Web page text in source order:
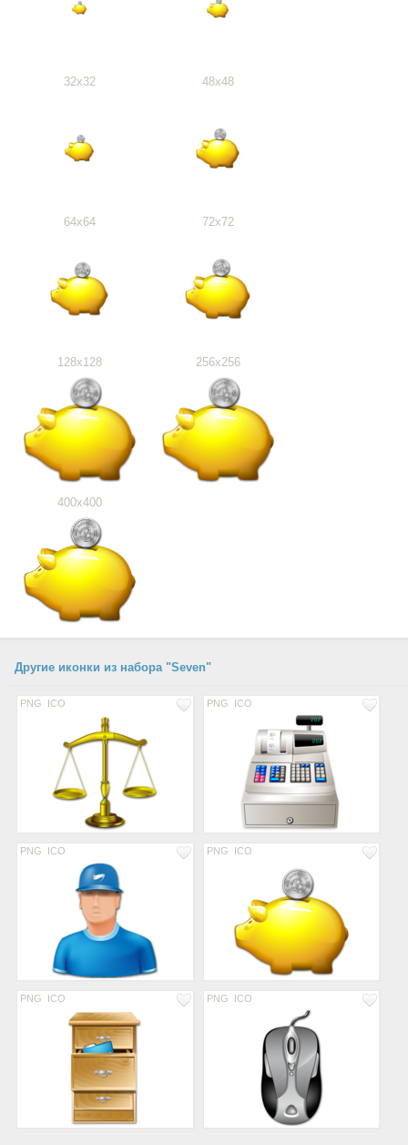
32x32 48x48
64x64 72x72
128x128 256x256
400x400
Другие иконки из набора "Seven"
PNG ICO PNG ICO
PNG ICO PNG ICO
PNG ICO PNG ICO